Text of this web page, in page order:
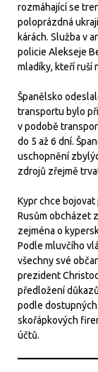
rozmáhající se
poloprázdná
kárách. Služba v
policie Alekseje
mladíky, kteří ruší
Španělsko
transportu bylo
v podobě
do 5 až 6 dní.
uschopnění
zdrojů zřejmě
Kypr chce
Rusům obcházet
zejména o
Podle mluvčího
všechny své
prezident
předložení
podle
skořápkových
účtů.